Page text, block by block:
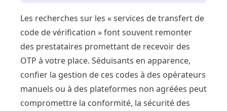
Les recherches sur les « services de transfert de
code de vérification » font souvent remonter
des prestataires promettant de recevoir des
OTP à votre place. Séduisants en apparence,
confier la gestion de ces codes à des opérateurs
manuels ou à des plateformes non agréées peut
compromettre la conformité, la sécurité des